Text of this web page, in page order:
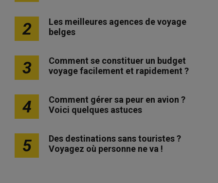
2
Les meilleures agences de voyage
belges
3
Comment se constituer un budget
voyage facilement et rapidement ?
4
Comment gérer sa peur en avion ?
Voici quelques astuces
5
Des destinations sans touristes ?
Voyagez où personne ne va !